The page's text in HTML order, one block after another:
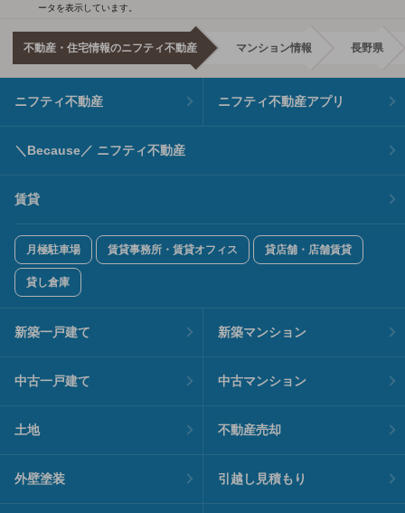
ータを表示しています。
不動産・住宅情報のニフティ不動産 マンション情報 長野県
ニフティ不動産 ニフティ不動産アプリ
＼Because／ ニフティ不動産
賃貸
月極駐車場 賃貸事務所・賃貸オフィス 貸店舗・店舗賃貸
貸し倉庫
新築一戸建て 新築マンション
中古一戸建て 中古マンション
土地 不動産売却
外壁塗装 引越し見積もり